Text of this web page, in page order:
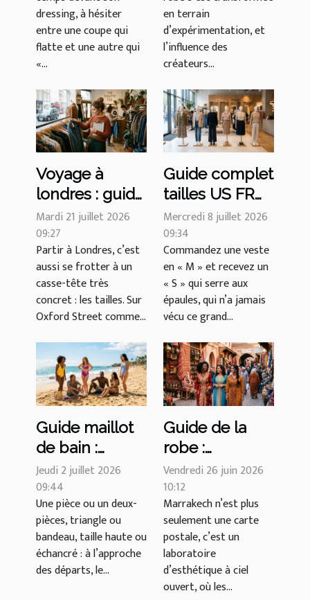
signé milan
dressing, à hésiter
entre une coupe qui
flatte et une autre qui
«...
vestiaire
féminin
mondial
en terrain
d’expérimentation, et
l’influence des
créateurs...
Voyage à
londres : guide
complet tailles
US FR UK pour
éviter toute
confusion
shopping
Mardi 21 juillet 2026
09:27
Partir à Londres, c’est
aussi se frotter à un
casse-tête très
concret : les tailles. Sur
Oxford Street comme...
Guide complet
tailles US FR
UK :
navigateurs de
style face aux
pièges du
prêt-à-porter
Mercredi 8 juillet 2026
09:34
Commandez une veste
en « M » et recevez un
« S » qui serre aux
épaules, qui n’a jamais
vécu ce grand...
Guide maillot
de bain :
decodez les
formes qui
font sensation
cet été
Jeudi 2 juillet 2026
09:44
Une pièce ou un deux-
pièces, triangle ou
bandeau, taille haute ou
échancré : à l’approche
des départs, le...
Guide de la
robe :
comment la
diversité de
Marrakech
inspire les
créateurs
internationaux
Vendredi 26 juin 2026
10:12
Marrakech n’est plus
seulement une carte
postale, c’est un
laboratoire
d’esthétique à ciel
ouvert, où les...